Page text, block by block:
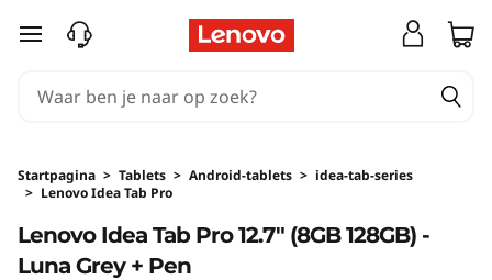
Ga naar de hoofdinhoud
Startpagina > Tablets > Android-tablets > idea-tab-series
> Lenovo Idea Tab Pro
Lenovo Idea Tab Pro 12.7" (8GB 128GB) -
Luna Grey + Pen